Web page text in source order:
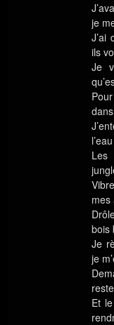
je
J’ai
ils
Je
mes
bois
Je
je
Et